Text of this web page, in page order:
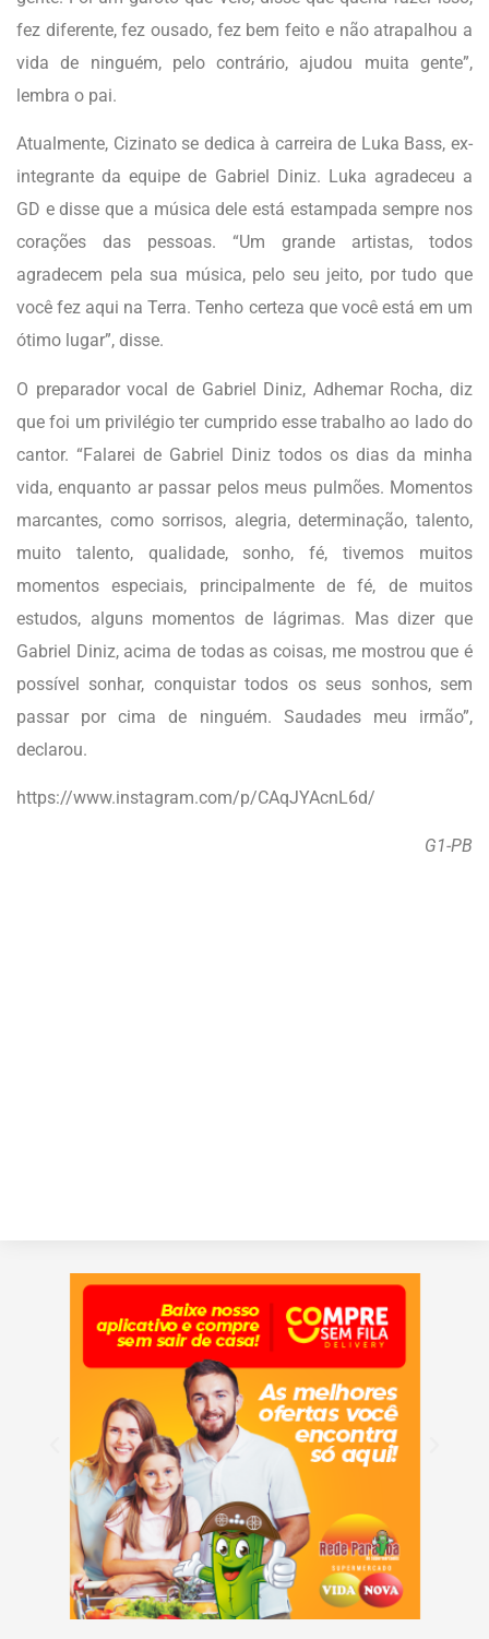
fez diferente, fez ousado, fez bem feito e não atrapalhou a
vida de ninguém, pelo contrário, ajudou muita gente”,
lembra o pai.
Atualmente, Cizinato se dedica à carreira de Luka Bass, ex-
integrante da equipe de Gabriel Diniz. Luka agradeceu a
GD e disse que a música dele está estampada sempre nos
corações das pessoas. “Um grande artistas, todos
agradecem pela sua música, pelo seu jeito, por tudo que
você fez aqui na Terra. Tenho certeza que você está em um
ótimo lugar”, disse.
O preparador vocal de Gabriel Diniz, Adhemar Rocha, diz
que foi um privilégio ter cumprido esse trabalho ao lado do
cantor. “Falarei de Gabriel Diniz todos os dias da minha
vida, enquanto ar passar pelos meus pulmões. Momentos
marcantes, como sorrisos, alegria, determinação, talento,
muito talento, qualidade, sonho, fé, tivemos muitos
momentos especiais, principalmente de fé, de muitos
estudos, alguns momentos de lágrimas. Mas dizer que
Gabriel Diniz, acima de todas as coisas, me mostrou que é
possível sonhar, conquistar todos os seus sonhos, sem
passar por cima de ninguém. Saudades meu irmão”,
declarou.
https://www.instagram.com/p/CAqJYAcnL6d/
G1-PB